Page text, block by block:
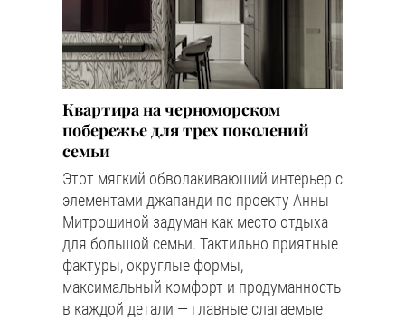
Квартира на черноморском
побережье для трех поколений
семьи
Этот мягкий обволакивающий интерьер с
элементами джапанди по проекту Анны
Митрошиной задуман как место отдыха
для большой семьи. Тактильно приятные
фактуры, округлые формы,
максимальный комфорт и продуманность
в каждой детали — главные слагаемые